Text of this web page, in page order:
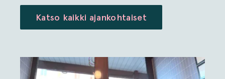
Katso kaikki ajankohtaiset